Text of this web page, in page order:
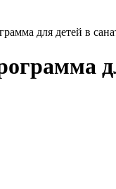
для детей в